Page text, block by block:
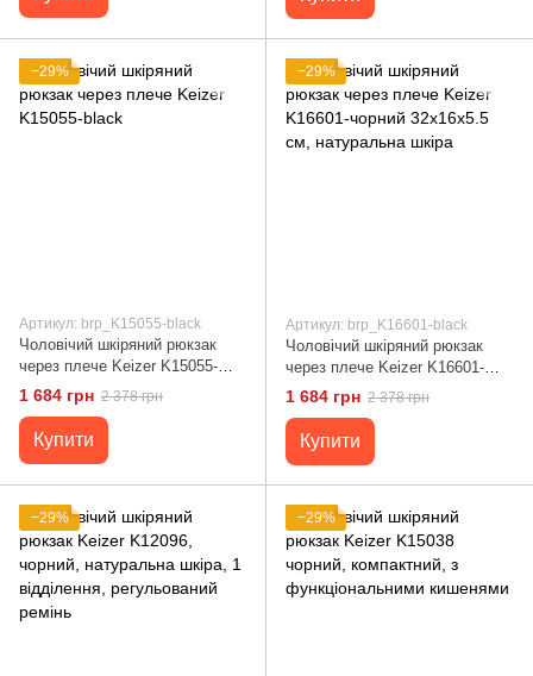
−29%
Артикул: brp_K15055-black
Чоловічий шкіряний рюкзак
через плече Keizer K15055-
black
1 684 грн 2 378 грн
Купити
−29%
Артикул: brp_K16601-black
Чоловічий шкіряний рюкзак
через плече Keizer K16601-
чорний 32х16х5.5 см,
натуральна шкіра
1 684 грн 2 378 грн
Купити
−29% −29%